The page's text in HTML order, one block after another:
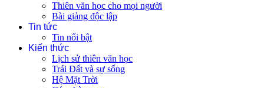
Thiên văn học cho mọi người
Bài giảng độc lập
Tin tức
Tin nổi bật
Kiến thức
Lịch sử thiên văn học
Trái Đất và sự sống
Hệ Mặt Trời